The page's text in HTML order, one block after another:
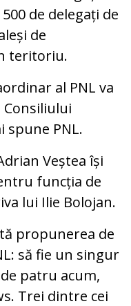
de delegați de
de
teritoriu.
al PNL va
spune PNL.
Veștea își
funcția de
lui Ilie Bolojan.
propunerea de
să fie un singur
patru acum,
Trei dintre cei